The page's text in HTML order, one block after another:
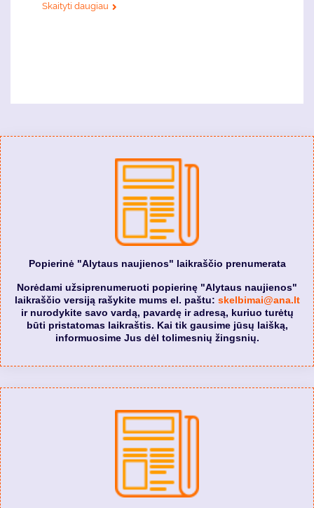
Skaityti daugiau
Popierinė "Alytaus naujienos" laikraščio prenumerata
Norėdami užsiprenumeruoti popierinę "Alytaus naujienos"
laikraščio versiją rašykite mums el. paštu: skelbimai@ana.lt
ir nurodykite savo vardą, pavardę ir adresą, kuriuo turėtų
būti pristatomas laikraštis. Kai tik gausime jūsų laišką,
informuosime Jus dėl tolimesnių žingsnių.